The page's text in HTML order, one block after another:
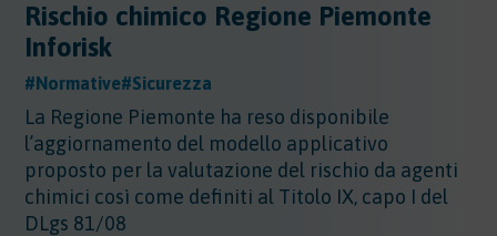
Altri Settori
Altri Settori
Altri Settori - Beni culturali
Altri Settori - Formazione
Altri Settori - Giurisprudenza
Altri Settori - Territorio
Altri Settori - Salute
Ambiente
Ambiente - Acque
Ambiente - Aria
Ambiente - Suolo
Approfondimenti
Approfondimenti
Certificazioni
Rischio chimico Regione Piemonte
Inforisk
#Normative#Sicurezza
La Regione Piemonte ha reso disponibile
l’aggiornamento del modello applicativo
proposto per la valutazione del rischio da agenti
chimici così come definiti al Titolo IX, capo I del
DLgs 81/08